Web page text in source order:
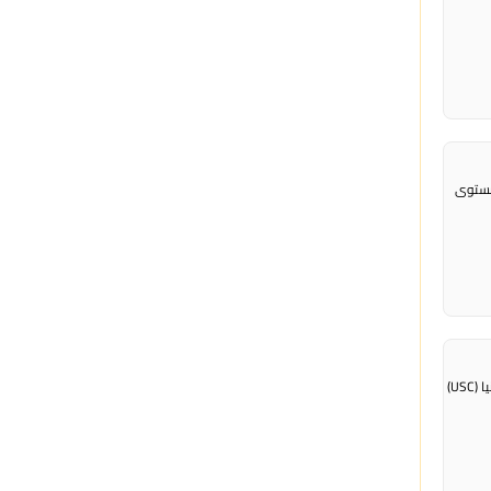
راديو الناس – بث مباشر أثار تحقيق صحافي عاصفة في الولايات المتحدة بعد الكشف عن أن جامعة جنوب كاليفورنيا (USC)